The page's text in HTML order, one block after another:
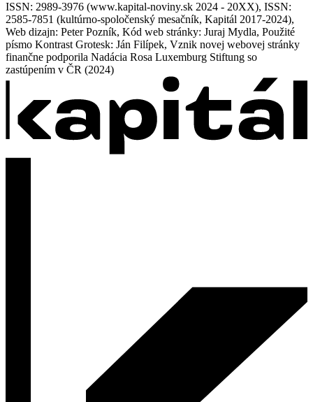
ISSN: 2989-3976 (www.kapital-noviny.sk 2024 - 20XX), ISSN:
2585-7851 (kultúrno-spoločenský mesačník, Kapitál 2017-2024),
Web dizajn: Peter Pozník, Kód web stránky: Juraj Mydla, Použité
písmo Kontrast Grotesk: Ján Filípek, Vznik novej webovej stránky
finančne podporila Nadácia Rosa Luxemburg Stiftung so
zastúpením v ČR (2024)